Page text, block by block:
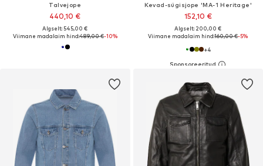
Talvejope
440,10 €
Algselt: 545,00 €
Viimane madalaim hind:489,00 €-10%
Kevad-sügisjope 'MA-1 Heritage'
152,10 €
Algselt: 200,00 €
Viimane madalaim hind:160,00 €-5%
+4